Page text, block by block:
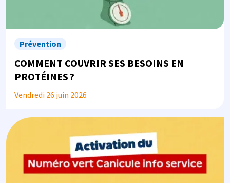
Prévention
COMMENT COUVRIR SES BESOINS EN
PROTÉINES ?
Vendredi 26 juin 2026
Image